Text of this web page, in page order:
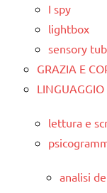
I spy
lightbox
sensory
GRAZIA E
lettura e
analisi